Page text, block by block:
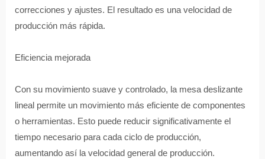
correcciones y ajustes. El resultado es una velocidad de
producción más rápida.
Eficiencia mejorada
Con su movimiento suave y controlado, la mesa deslizante
lineal permite un movimiento más eficiente de componentes
o herramientas. Esto puede reducir significativamente el
tiempo necesario para cada ciclo de producción,
aumentando así la velocidad general de producción.